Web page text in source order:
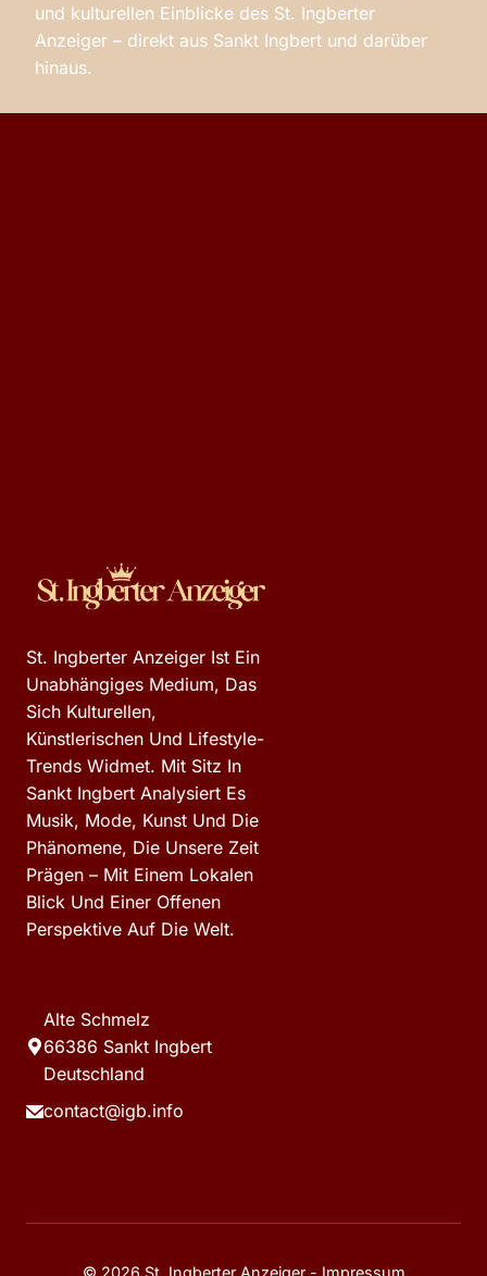
und kulturellen Einblicke des St. Ingberter
Anzeiger – direkt aus Sankt Ingbert und darüber
hinaus.
St. Ingberter Anzeiger Ist Ein
Unabhängiges Medium, Das
Sich Kulturellen,
Künstlerischen Und Lifestyle-
Trends Widmet. Mit Sitz In
Sankt Ingbert Analysiert Es
Musik, Mode, Kunst Und Die
Phänomene, Die Unsere Zeit
Prägen – Mit Einem Lokalen
Blick Und Einer Offenen
Perspektive Auf Die Welt.
Alte Schmelz
66386 Sankt Ingbert
Deutschland
contact@igb.info
© 2026 St. Ingberter Anzeiger - Impressum